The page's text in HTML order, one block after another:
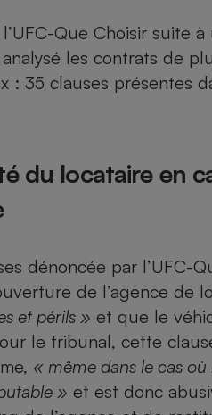
Que Choisir suite
analysé les contrats de
: 35 clauses présentes
du locataire en
dénoncée par
de l’agence de
et périls » et que le
le tribunal, cette
« même dans le cas
» et est donc
Complément
bouteille
Mutuelle
Banque
Comparateur auto
Comparatif robot
Comparatif centrale
Petit électroménager -
Lave-linge
Image et son
Informatique
Téléviseur
Produit d'entretien
Sécurité domestique
Matelas
Antimoustique
- Testez le débit de votre
Internet